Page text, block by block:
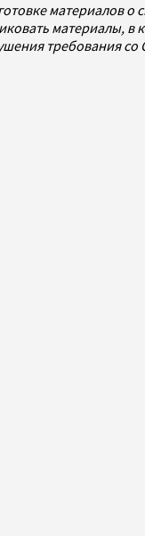
материалов
материалы, в
требования